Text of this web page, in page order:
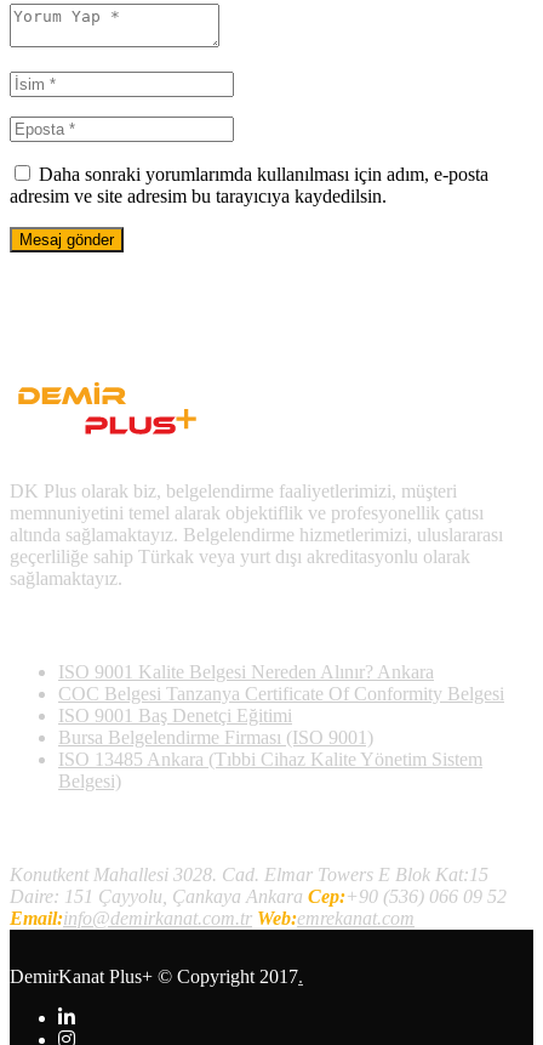
Daha sonraki yorumlarımda kullanılması için adım, e-posta
adresim ve site adresim bu tarayıcıya kaydedilsin.
DK Plus olarak biz, belgelendirme faaliyetlerimizi, müşteri
memnuniyetini temel alarak objektiflik ve profesyonellik çatısı
altında sağlamaktayız. Belgelendirme hizmetlerimizi, uluslararası
geçerliliğe sahip Türkak veya yurt dışı akreditasyonlu olarak
sağlamaktayız.
ISO 9001 Kalite Belgesi Nereden Alınır? Ankara
COC Belgesi Tanzanya Certificate Of Conformity Belgesi
ISO 9001 Baş Denetçi Eğitimi
Bursa Belgelendirme Firması (ISO 9001)
ISO 13485 Ankara (Tıbbi Cihaz Kalite Yönetim Sistem
Belgesi)
Konutkent Mahallesi 3028. Cad. Elmar Towers E Blok Kat:15
Daire: 151 Çayyolu, Çankaya Ankara Cep:+90 (536) 066 09 52
Email:info@demirkanat.com.tr Web:emrekanat.com
DemirKanat Plus+ © Copyright 2017.